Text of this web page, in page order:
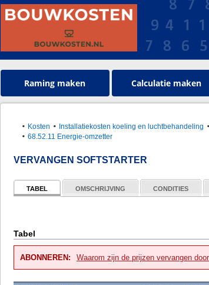
Raming maken Calculatie maken
Kosten Installatiekosten koeling en luchtbehandeling
68.52.11 Energie-omzetter
VERVANGEN SOFTSTARTER
TABEL OMSCHRIJVING CONDITIES
Tabel
ABONNEREN: Waarom zijn de prijzen vervangen